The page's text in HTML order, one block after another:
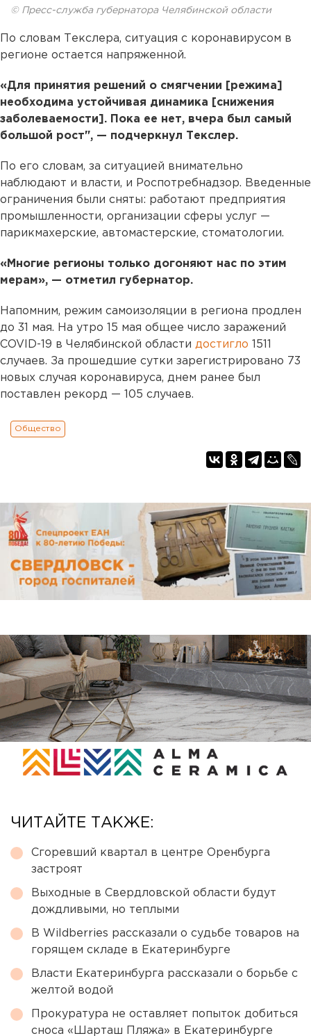
© Пресс-служба губернатора Челябинской области
По словам Текслера, ситуация с коронавирусом в
регионе остается напряженной.
«Для принятия решений о смягчении [режима]
необходима устойчивая динамика [снижения
заболеваемости]. Пока ее нет, вчера был самый
большой рост", — подчеркнул Текслер.
По его словам, за ситуацией внимательно
наблюдают и власти, и Роспотребнадзор. Введенные
ограничения были сняты: работают предприятия
промышленности, организации сферы услуг —
парикмахерские, автомастерские, стоматологии.
«Многие регионы только догоняют нас по этим
мерам», — отметил губернатор.
Напомним, режим самоизоляции в региона продлен
до 31 мая. На утро 15 мая общее число заражений
COVID-19 в Челябинской области достигло 1511
случаев. За прошедшие сутки зарегистрировано 73
новых случая коронавируса, днем ранее был
поставлен рекорд — 105 случаев.
Общество
ЧИТАЙТЕ ТАКЖЕ:
Сгоревший квартал в центре Оренбурга
застроят
Выходные в Свердловской области будут
дождливыми, но теплыми
В Wildberries рассказали о судьбе товаров на
горящем складе в Екатеринбурге
Власти Екатеринбурга рассказали о борьбе с
желтой водой
Прокуратура не оставляет попыток добиться
сноса «Шарташ Пляжа» в Екатеринбурге